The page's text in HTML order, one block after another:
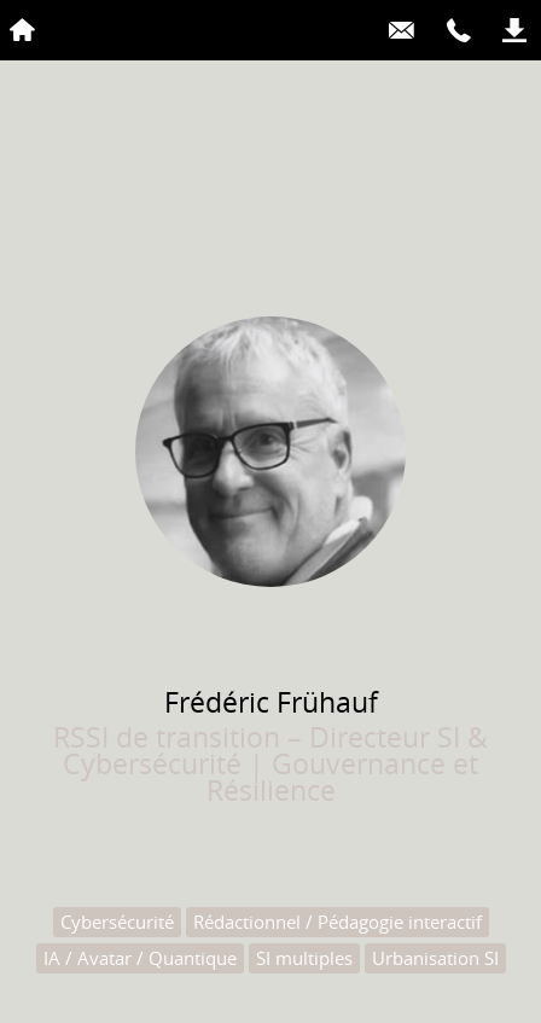
Frédéric Frühauf
RSSI de transition – Directeur SI &
Cybersécurité | Gouvernance et
Résilience
Cybersécurité
Rédactionnel / Pédagogie interactif
IA / Avatar / Quantique
SI multiples Urbanisation SI